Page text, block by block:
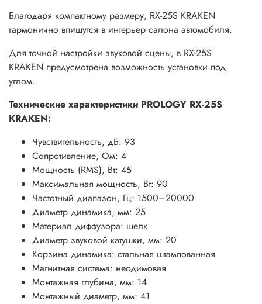
Благодаря компактному размеру, RX-25S KRAKEN
гармонично впишутся в интерьер салона автомобиля.
Для точной настройки звуковой сцены, в RX-25S
KRAKEN предусмотрена возможность установки под
углом.
Технические характеристики PROLOGY RX-25S
KRAKEN:
Чувствительность, дБ: 93
Сопротивление, Ом: 4
Мощность (RMS), Вт: 45
Максимальная мощность, Вт: 90
Частотный диапазон, Гц: 1500–20000
Диаметр динамика, мм: 25
Материал диффузора: шелк
Диаметр звуковой катушки, мм: 20
Корзина динамика: стальная штампованная
Магнитная система: неодимовая
Монтажная глубина, мм: 14
Монтажный диаметр, мм: 41